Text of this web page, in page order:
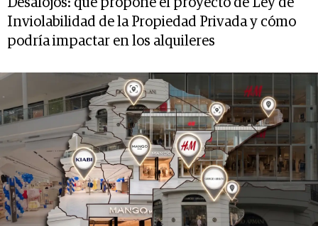
Desalojos: qué propone el proyecto de Ley de
Inviolabilidad de la Propiedad Privada y cómo
podría impactar en los alquileres